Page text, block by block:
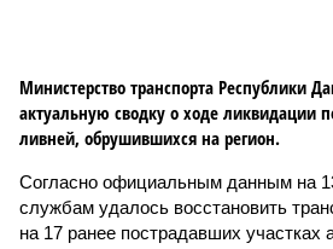
результате чего на пике разгула
внешним миром оказались жители
цифра сократилась до 23, и сейчас в
В Агульском районе вследствие
каменно-арочного моста полностью